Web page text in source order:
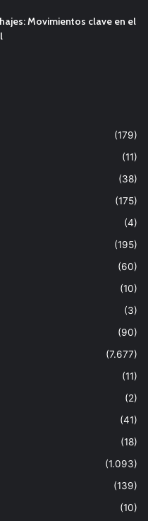
Movimientos clave en el
(179)
(11)
(38)
(175)
(4)
(195)
(60)
(10)
(3)
(90)
(7.677)
(11)
(2)
(41)
(18)
(1.093)
(139)
(10)